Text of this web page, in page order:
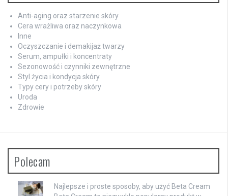
Anti-aging oraz starzenie skóry
Cera wrażliwa oraz naczynkowa
Inne
Oczyszczanie i demakijaż twarzy
Serum, ampułki i koncentraty
Sezonowość i czynniki zewnętrzne
Styl życia i kondycja skóry
Typy cery i potrzeby skóry
Uroda
Zdrowie
Polecam
Najlepsze i proste sposoby, aby użyć Beta Cream